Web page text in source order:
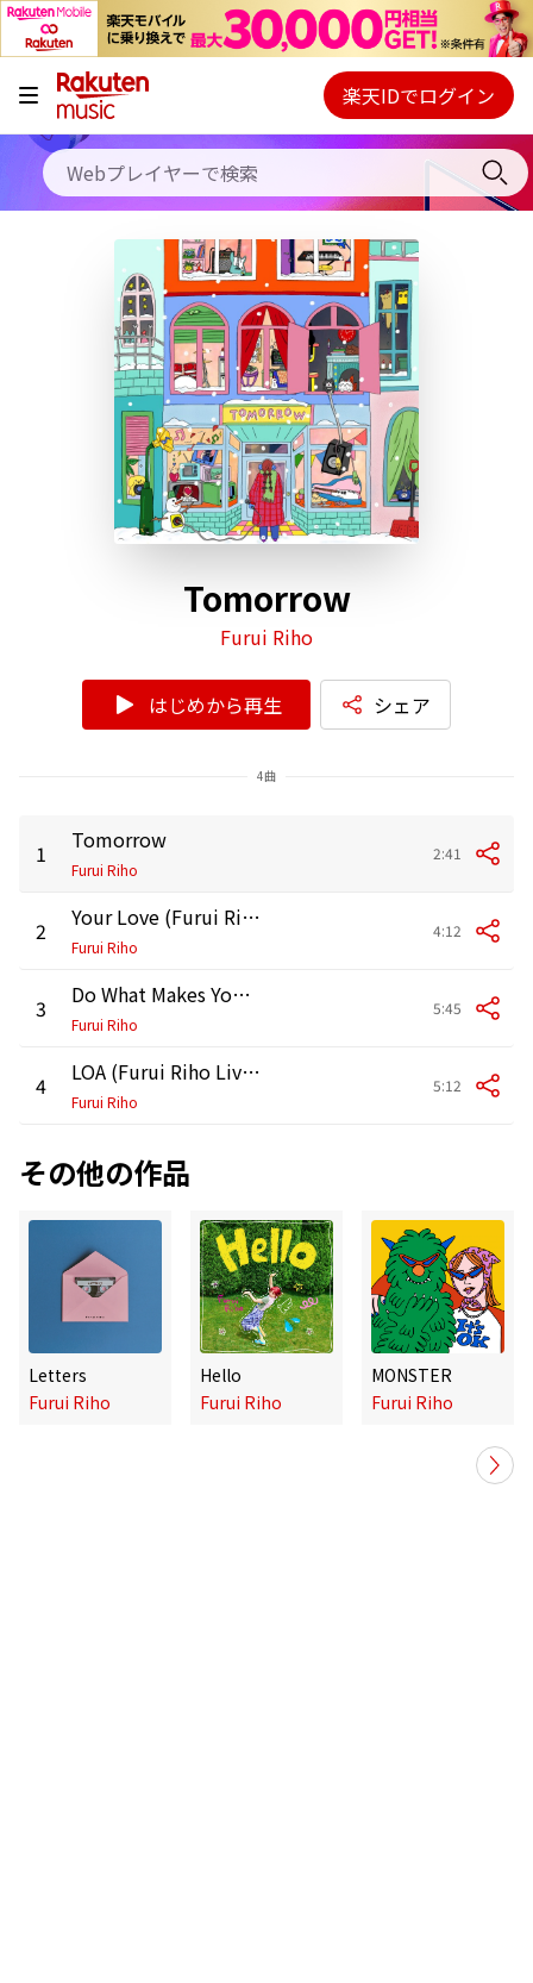
キャンペーン
料金プラン
使い方
初回30日間無料お試し
Webプレイヤー
ご契約内容の確認・変更
楽天IDでログイン
Tomorrow
Furui Riho
はじめから再生 シェア
4曲
1 Tomorrow
Furui Riho
2:41
2 Your Love (Furui Riho Live Tour 2024 -Love One Another- at EX THEATER ROPPONGI)
Furui Riho
4:12
3 Do What Makes You Happy (Furui Riho Live Tour 2024 -Love One Another- at EX THEATER ROPPONGI)
Furui Riho
5:45
4 LOA (Furui Riho Live Tour 2024 -Love One Another- at EX THEATER ROPPONGI)
Furui Riho
5:12
その他の作品
Letters
Furui Riho
Hello
Furui Riho
MONSTER
Furui Riho